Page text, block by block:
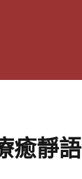
癒靜語